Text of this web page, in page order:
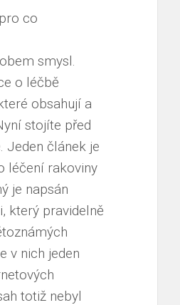
co
smysl.
o léčbě
obsahují a
stojíte před
Jeden článek je
léčení rakoviny
je napsán
který pravidelně
v nich jeden
totiž nebyl